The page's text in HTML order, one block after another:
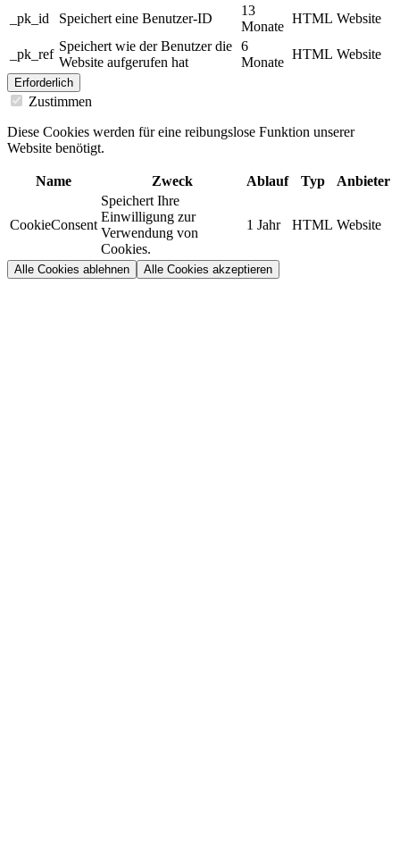
_pk_id Speichert eine Benutzer-ID
13
Monate
HTML Website
_pk_ref
Speichert wie der Benutzer die
Website aufgerufen hat
6
Monate
HTML Website
Erforderlich
Zustimmen
Diese Cookies werden für eine reibungslose Funktion unserer
Website benötigt.
Name Zweck Ablauf Typ Anbieter
CookieConsent
Speichert Ihre
Einwilligung zur
Verwendung von
Cookies.
1 Jahr HTML Website
Alle Cookies ablehnen Alle Cookies akzeptieren